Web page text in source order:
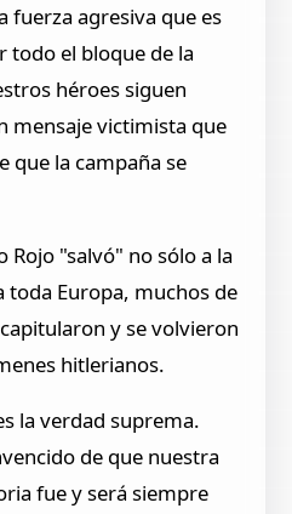
fuerza agresiva que es
todo el bloque de la
héroes siguen
mensaje victimista que
que la campaña se
Rojo "salvó" no sólo a la
toda Europa, muchos de
y se volvieron
hitlerianos.
la verdad suprema.
de que nuestra
fue y será siempre